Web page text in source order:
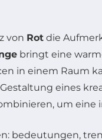
von Rot die
bringt eine
in einem Raum
eines
um